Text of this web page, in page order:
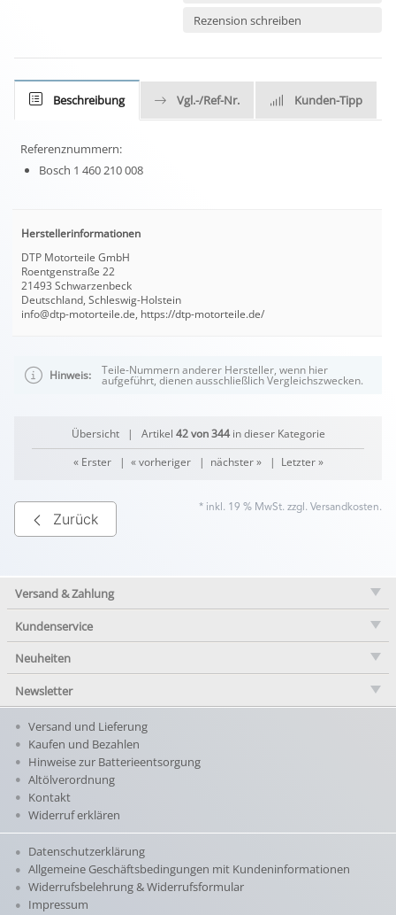
Rezension schreiben
Beschreibung Vgl.-/Ref-Nr. Kunden-Tipp
Referenznummern:
Bosch 1 460 210 008
Herstellerinformationen
DTP Motorteile GmbH
Roentgenstraße 22
21493 Schwarzenbeck
Deutschland, Schleswig-Holstein
info@dtp-motorteile.de, https://dtp-motorteile.de/
Hinweis: Teile-Nummern anderer Hersteller, wenn hier
aufgeführt, dienen ausschließlich Vergleichszwecken.
Übersicht| Artikel 42 von 344in dieser Kategorie
« Erster| « vorheriger| nächster »| Letzter »
Zurück
* inkl. 19 % MwSt. zzgl. Versandkosten.
Versand & Zahlung
Kundenservice
Neuheiten
Newsletter
Versand und Lieferung
Kaufen und Bezahlen
Hinweise zur Batterieentsorgung
Altölverordnung
Kontakt
Widerruf erklären
Datenschutzerklärung
Allgemeine Geschäftsbedingungen mit Kundeninformationen
Widerrufsbelehrung & Widerrufsformular
Impressum